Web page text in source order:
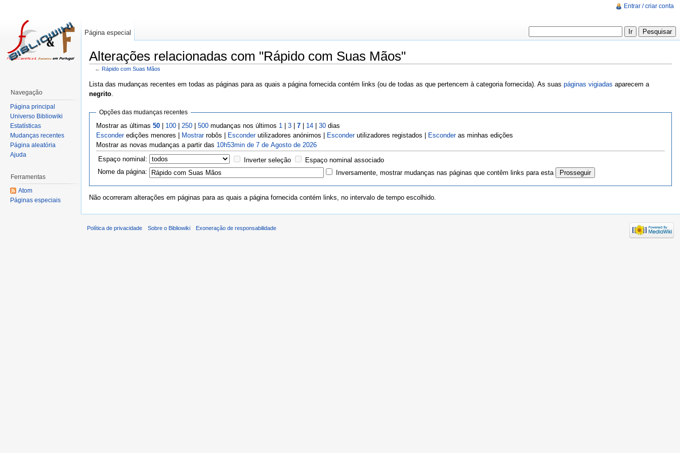
Alterações relacionadas com "Rápido com Suas Mãos"
← Rápido com Suas Mãos
Lista das mudanças recentes em todas as páginas para as quais a página fornecida contém links (ou de todas as que pertencem à categoria fornecida). As suas páginas vigiadas aparecem a
negrito
Opções das mudanças recentes
Mostrar as últimas 50| 100| 250| 500mudanças nos últimos 1 | 3| 7| 14| 30dias
Esconderedições menores | Mostrarrobôs | Esconderutilizadores anónimos | Esconderutilizadores registados | Esconderas minhas edições
Mostrar as novas mudanças a partir das 10h53min de 7 de Agosto de 2026
Espaço nominal:
Inverter seleção
Espaço nominal associado
Nome da página:
Inversamente, mostrar mudanças nas páginas que contêm links para esta
Não ocorreram alterações em páginas para as quais a página fornecida contém links, no intervalo de tempo escolhido.
Entrar / criar conta
Página especial
Navegação
Página principal
Universo Bibliowiki
Estatísticas
Mudanças recentes
Página aleatória
Ajuda
Ferramentas
Atom
Páginas especiais
Política de privacidade Sobre o Bibliowiki Exoneração de responsabilidade